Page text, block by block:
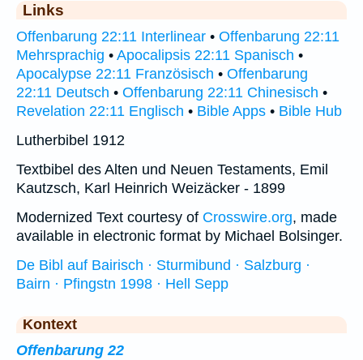
Links
Offenbarung 22:11 Interlinear • Offenbarung 22:11
Mehrsprachig • Apocalipsis 22:11 Spanisch •
Apocalypse 22:11 Französisch • Offenbarung
22:11 Deutsch • Offenbarung 22:11 Chinesisch •
Revelation 22:11 Englisch • Bible Apps • Bible Hub
Lutherbibel 1912
Textbibel des Alten und Neuen Testaments, Emil
Kautzsch, Karl Heinrich Weizäcker - 1899
Modernized Text courtesy of Crosswire.org, made
available in electronic format by Michael Bolsinger.
De Bibl auf Bairisch · Sturmibund · Salzburg ·
Bairn · Pfingstn 1998 · Hell Sepp
Kontext
Offenbarung 22